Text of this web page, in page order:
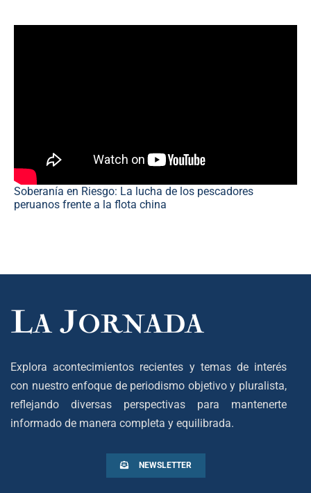
Soberanía en Riesgo: La lucha de los pescadores
peruanos frente a la flota china
Explora acontecimientos recientes y temas de interés
con nuestro enfoque de periodismo objetivo y pluralista,
reflejando diversas perspectivas para mantenerte
informado de manera completa y equilibrada.
NEWSLETTER